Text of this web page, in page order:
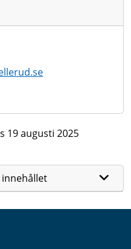
19 augusti 2025